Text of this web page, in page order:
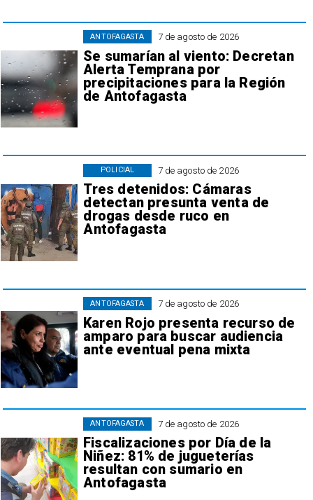
7 de agosto de 2026
Se sumarían al viento: Decretan
Alerta Temprana por
precipitaciones para la Región
de Antofagasta
ANTOFAGASTA
7 de agosto de 2026
Tres detenidos: Cámaras
detectan presunta venta de
drogas desde ruco en
Antofagasta
POLICIAL
7 de agosto de 2026
Karen Rojo presenta recurso de
amparo para buscar audiencia
ante eventual pena mixta
ANTOFAGASTA
7 de agosto de 2026
Fiscalizaciones por Día de la
Niñez: 81% de jugueterías
resultan con sumario en
Antofagasta
ANTOFAGASTA